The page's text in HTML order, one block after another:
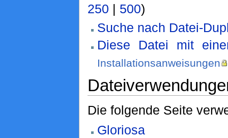
250 | 500)
Suche nach Datei-
Diese Datei mit
Installationsanweisungen
Die folgende Seite
Gloriosa